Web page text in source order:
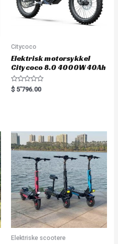
Citycoco
Elektrisk motorsykkel
Citycoco 8.0 4000W 40Ah
R
a
u
o
f
5
$ 5'796.00
Elektriske scootere